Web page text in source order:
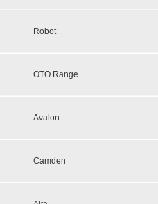
Robot
OTO Range
Avalon
Camden